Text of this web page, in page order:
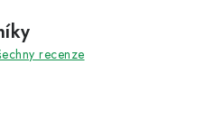
recenze